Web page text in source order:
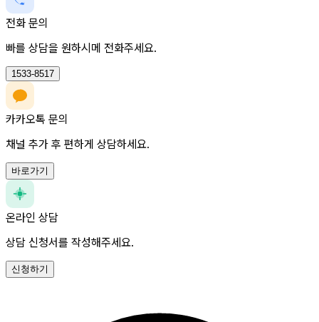
전화 문의
빠를 상담을 원하시메 전화주세요.
1533-8517
카카오톡 문의
채널 추가 후 편하게 상담하세요.
바로가기
온라인 상담
상담 신청서를 작성해주세요.
신청하기